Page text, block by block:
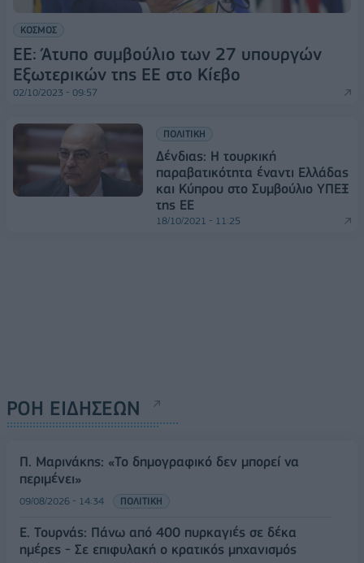
ΚΟΣΜΟΣ
EE: Άτυπο συμβούλιο των 27 υπουργών
Εξωτερικών της ΕΕ στο Κίεβο
02/10/2023 - 09:57
ΠΟΛΙΤΙΚΗ
Δένδιας: Η τουρκική
παραβατικότητα έναντι Ελλάδας
και Κύπρου στο Συμβούλιο ΥΠΕΞ
της ΕΕ
18/10/2021 - 11:25
ΡΟΗ ΕΙΔΗΣΕΩΝ
Π. Μαρινάκης: «Το δημογραφικό δεν μπορεί να
περιμένει»
09/08/2026 - 14:34 ΠΟΛΙΤΙΚΗ
Ε. Τουρνάς: Πάνω από 400 πυρκαγιές σε δέκα
ημέρες - Σε επιφυλακή ο κρατικός μηχανισμός